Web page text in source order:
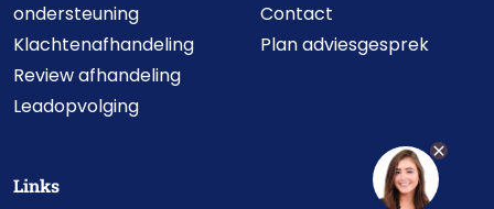
ondersteuning
Klachtenafhandeling
Review afhandeling
Leadopvolging
Contact
Plan adviesgesprek
Links